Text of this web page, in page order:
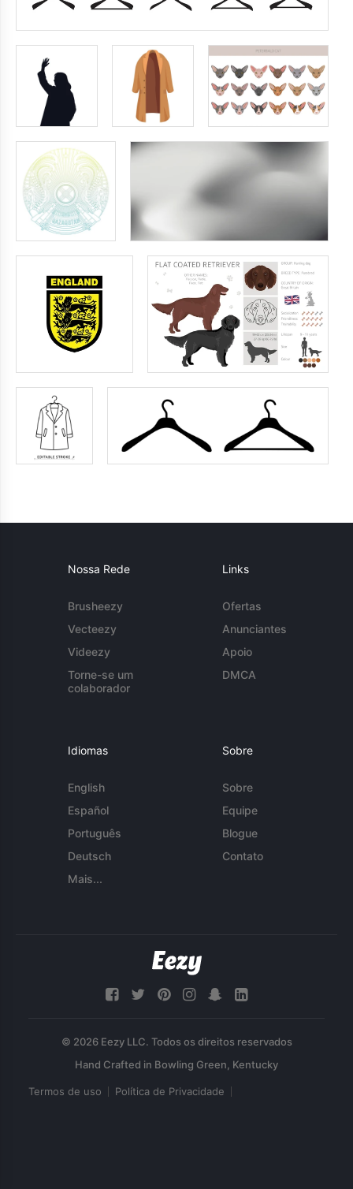
Nossa Rede
Brusheezy
Vecteezy
Videezy
Torne-se um
colaborador
Links
Ofertas
Anunciantes
Apoio
DMCA
Idiomas
English
Español
Português
Deutsch
Mais...
Sobre
Sobre
Equipe
Blogue
Contato
© 2026 Eezy LLC. Todos os direitos reservados
Termos de uso Política de Privacidade